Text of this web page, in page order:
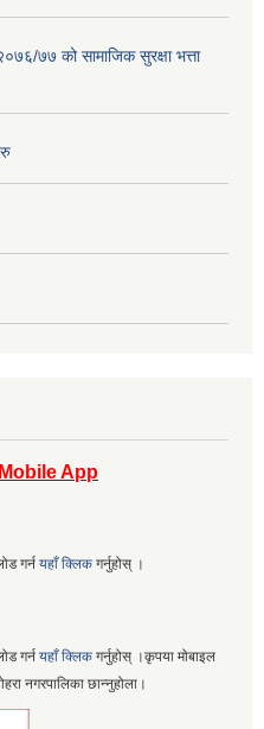
७७ को सामाजिक सुरक्षा भत्ता
Mobile App
गर्न यहाँ क्लिक गर्नुहोस् ।
गर्न यहाँ क्लिक गर्नुहोस् ।कृपया मोबाइल
नगरपालिका छान्नुहोला।